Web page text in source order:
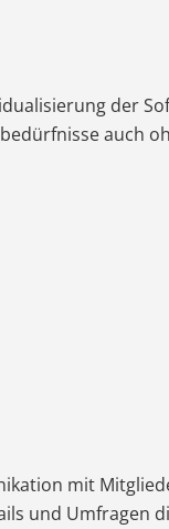
der
auch
mit
und Umfragen